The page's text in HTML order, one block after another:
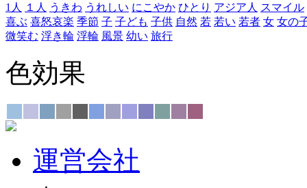
1人 １人 うきわ うれしい にこやか ひとり アジア人 スマイル
喜ぶ 喜怒哀楽 季節 子 子ども 子供 自然 若 若い 若者 女 女の
微笑む 浮き輪 浮輪 風景 幼い 旅行
色効果
運営会社